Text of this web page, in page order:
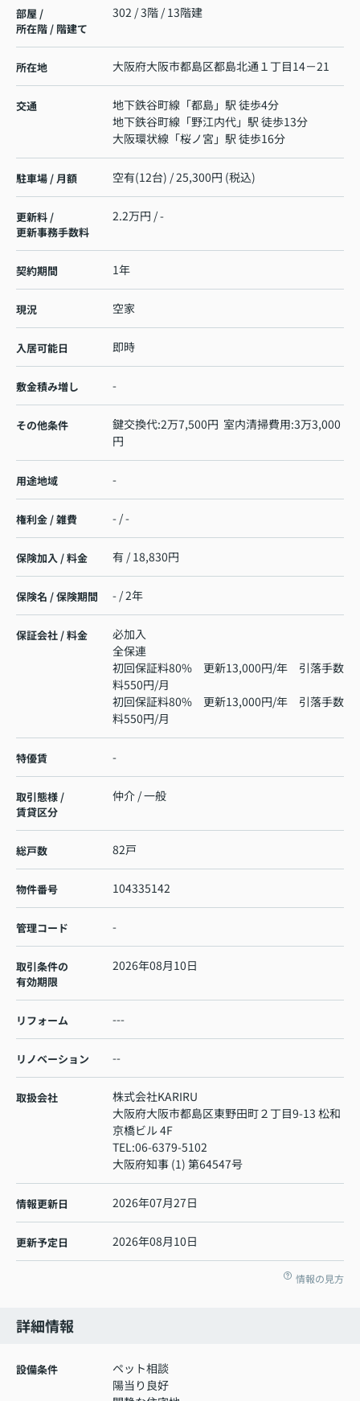
部屋 /
所在階 / 階建て
302 / 3階 / 13階建
所在地 大阪府大阪市都島区都島北通 １丁目14－21
交通 地下鉄谷町線 「都島」駅 徒歩4分
地下鉄谷町線 「野江内代」駅 徒歩13分
大阪環状線 「桜ノ宮 」駅 徒歩16分
駐車場 / 月額 空有(12台) / 25,300円 (税込)
更新料 /
更新事務手数料
2.2万円 / -
契約期間 1年
現況 空家
入居可能日 即時
敷金積み増し -
その他条件
鍵交換代:2万7,500円 室内清掃費用:3万3,000
円
用途地域 -
権利金 / 雑費 - / -
保険加入 / 料金 有 / 18,830円
保険名 / 保険期間 - / 2年
保証会社 / 料金
必加入
全保連
初回保証料80% 更新13,000円/年 引落手数
料550円/月
初回保証料80% 更新13,000円/年 引落手数
料550円/月
特優賃 -
取引態様 /
賃貸区分
仲介 / 一般
総戸数 82戸
物件番号 104335142
管理コード -
取引条件の
有効期限
2026年08月10日
リフォーム ---
リノベーション --
取扱会社
株式会社KARIRU
大阪府大阪市都島区東野田町２丁目9-13 松和
京橋ビル 4F
TEL:06-6379-5102
大阪府知事 (1) 第64547号
情報更新日 2026年07月27日
更新予定日 2026年08月10日
情報の見方
詳細情報
設備条件
ペット相談
陽当り良好